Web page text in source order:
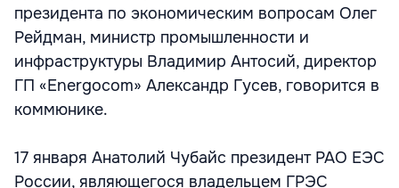
президента по экономическим вопросам Олег
Рейдман, министр промышленности и
инфраструктуры Владимир Антосий, директор
ГП «Energocom» Александр Гусев, говорится в
коммюнике.
17 января Анатолий Чубайс президент РАО ЕЭС
России, являющегося владельцем ГРЭС